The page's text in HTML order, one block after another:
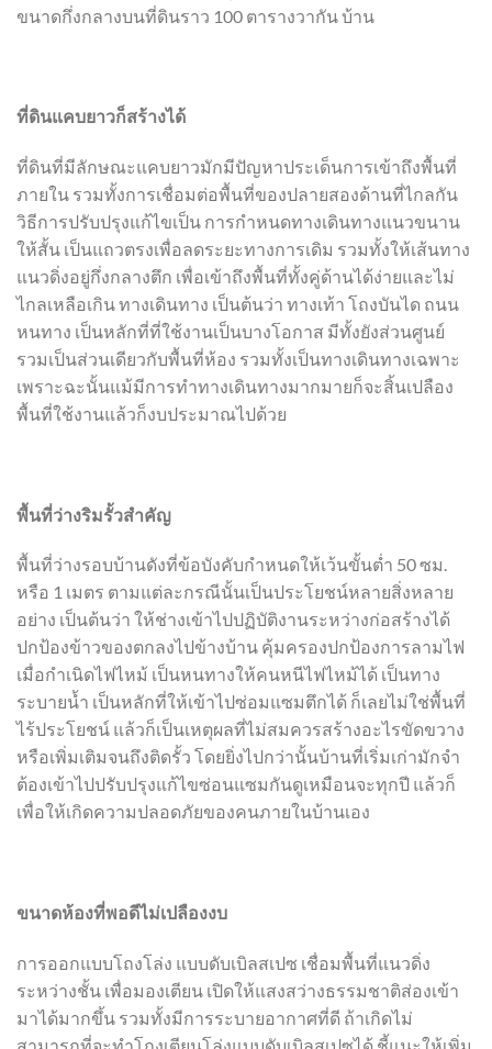
ขนาดกึ่งกลางบนที่ดินราว 100 ตารางวากัน บ้าน
ที่ดินแคบยาวก็สร้างได้
ที่ดินที่มีลักษณะแคบยาวมักมีปัญหาประเด็นการเข้าถึงพื้นที่
ภายใน รวมทั้งการเชื่อมต่อพื้นที่ของปลายสองด้านที่ไกลกัน
วิธีการปรับปรุงแก้ไขเป็น การกำหนดทางเดินทางแนวขนาน
ให้สั้น เป็นแถวตรงเพื่อลดระยะทางการเดิม รวมทั้งให้เส้นทาง
แนวดิ่งอยู่กึ่งกลางตึก เพื่อเข้าถึงพื้นที่ทั้งคู่ด้านได้ง่ายและไม่
ไกลเหลือเกิน ทางเดินทาง เป็นต้นว่า ทางเท้า โถงบันได ถนน
หนทาง เป็นหลักที่ที่ใช้งานเป็นบางโอกาส มีทั้งยังส่วนศูนย์
รวมเป็นส่วนเดียวกับพื้นที่ห้อง รวมทั้งเป็นทางเดินทางเฉพาะ
เพราะฉะนั้นแม้มีการทำทางเดินทางมากมายก็จะสิ้นเปลือง
พื้นที่ใช้งานแล้วก็งบประมาณไปด้วย
พื้นที่ว่างริมรั้วสำคัญ
พื้นที่ว่างรอบบ้านดังที่ข้อบังคับกำหนดให้เว้นขั้นต่ำ 50 ซม.
หรือ 1 เมตร ตามแต่ละกรณีนั้นเป็นประโยชน์หลายสิ่งหลาย
อย่าง เป็นต้นว่า ให้ช่างเข้าไปปฏิบัติงานระหว่างก่อสร้างได้
ปกป้องข้าวของตกลงไปข้างบ้าน คุ้มครองปกป้องการลามไฟ
เมื่อกำเนิดไฟไหม้ เป็นหนทางให้คนหนีไฟไหม้ได้ เป็นทาง
ระบายน้ำ เป็นหลักที่ให้เข้าไปซ่อมแซมตึกได้ ก็เลยไม่ใช่พื้นที่
ไร้ประโยชน์ แล้วก็เป็นเหตุผลที่ไม่สมควรสร้างอะไรขัดขวาง
หรือเพิ่มเติมจนถึงติดรั้ว โดยยิ่งไปกว่านั้นบ้านที่เริ่มเก่ามักจำ
ต้องเข้าไปปรับปรุงแก้ไขซ่อนแซมกันดูเหมือนจะทุกปี แล้วก็
เพื่อให้เกิดความปลอดภัยของคนภายในบ้านเอง
ขนาดห้องที่พอดีไม่เปลืองงบ
การออกแบบโถงโล่ง แบบดับเบิลสเปซ เชื่อมพื้นที่แนวดิ่ง
ระหว่างชั้น เพื่อมองเตียน เปิดให้แสงสว่างธรรมชาติส่องเข้า
มาได้มากขึ้น รวมทั้งมีการระบายอากาศที่ดี ถ้าเกิดไม่